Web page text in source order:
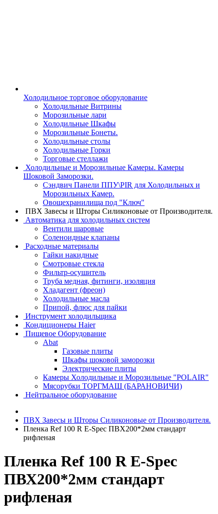
Холодильное торговое оборудование
Холодильные Витрины
Морозильные лари
Холодильные Шкафы
Морозильные Бонеты.
Холодильные столы
Холодильные Горки
Торговые стеллажи
Холодильные и Морозильные Камеры. Камеры
Шоковой Заморозки.
Сэндвич Панели ППУ\PIR для Холодильных и
Морозильных Камер.
Овощехранилища под "Ключ"
ПВХ Завесы и Шторы Силиконовые от Производителя.
Автоматика для холодильных систем
Вентили шаровые
Соленоидные клапаны
Расходные материалы
Гайки накидные
Смотровые стекла
Фильтр-осушитель
Труба медная, фитинги, изоляция
Хладагент (фреон)
Холодильные масла
Припой, флюс для пайки
Инструмент холодильщика
Кондиционеры Haier
Пищевое Оборудование
Abat
Газовые плиты
Шкафы шоковой заморозки
Электрические плиты
Камеры Холодильные и Морозильные "POLAIR"
Мясорубки ТОРГМАШ (БАРАНОВИЧИ)
Нейтральное оборудование
ПВХ Завесы и Шторы Силиконовые от Производителя.
Пленка Ref 100 R E-Spec ПВХ200*2мм стандарт
рифленая
Пленка Ref 100 R E-Spec
ПВХ200*2мм стандарт
рифленая